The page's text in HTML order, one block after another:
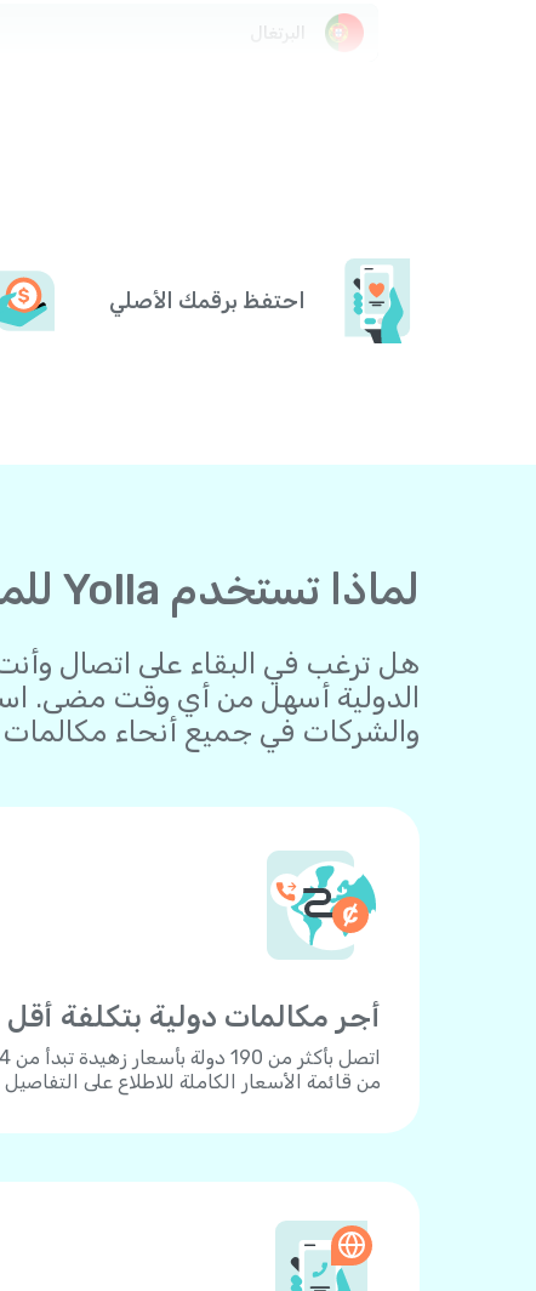
احتفظ برقمك الأصلي
لماذا تستخدم Yolla للمكالمات من جورجيا مكالمات إلى أوروبا
والشركات في جميع أنحاء مكالمات
أجر مكالمات دولية بتكلفة أقل
من قائمة الأسعار الكاملة للاطلاع على